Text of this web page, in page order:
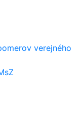
verejného